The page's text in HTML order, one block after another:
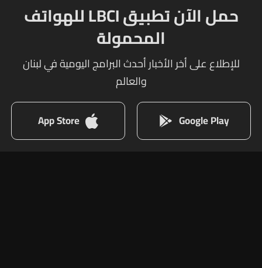
حمل الآن تطبيق LBCI للهواتف
المحمولة
للإطلاع على أخر الأخبار أحدث البرامج اليومية في لبنان
والعالم
Google Play
App Store